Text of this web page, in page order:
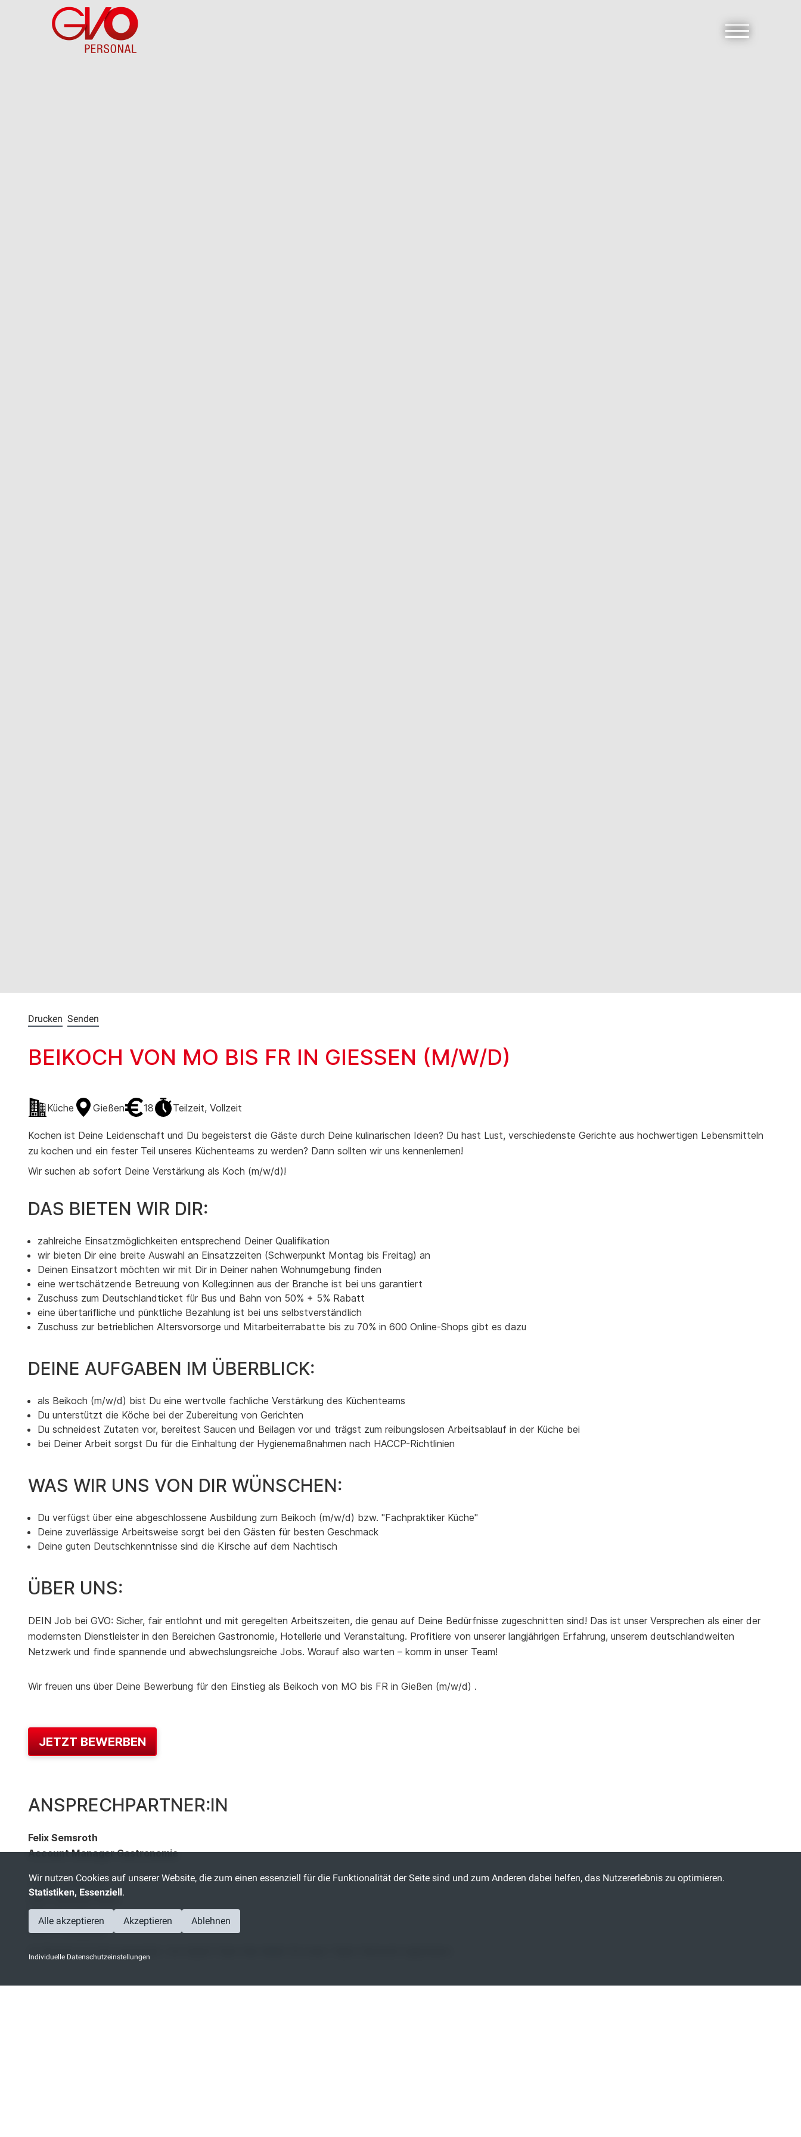
Drucken Senden
BEIKOCH VON MO BIS FR IN GIESSEN (M/W/D)
Küche Gießen 18 Teilzeit, Vollzeit
Kochen ist Deine Leidenschaft und Du begeisterst die Gäste durch Deine kulinarischen Ideen? Du hast Lust, verschiedenste Gerichte aus hochwertigen Lebensmitteln
zu kochen und ein fester Teil unseres Küchenteams zu werden? Dann sollten wir uns kennenlernen!
Wir suchen ab sofort Deine Verstärkung als Koch (m/w/d)!
DEINE AUFGABEN IM ÜBERBLICK:
als Beikoch (m/w/d) bist Du eine wertvolle fachliche Verstärkung des Küchenteams
Du unterstützt die Köche bei der Zubereitung von Gerichten
Du schneidest Zutaten vor, bereitest Saucen und Beilagen vor und trägst zum reibungslosen Arbeitsablauf in der Küche bei
bei Deiner Arbeit sorgst Du für die Einhaltung der Hygienemaßnahmen nach HACCP-Richtlinien
WAS WIR UNS VON DIR WÜNSCHEN:
Du verfügst über eine abgeschlossene Ausbildung zum Beikoch (m/w/d) bzw. "Fachpraktiker Küche"
Deine zuverlässige Arbeitsweise sorgt bei den Gästen für besten Geschmack
Deine guten Deutschkenntnisse sind die Kirsche auf dem Nachtisch
DAS BIETEN WIR DIR:
zahlreiche Einsatzmöglichkeiten entsprechend Deiner Qualifikation
wir bieten Dir eine breite Auswahl an Einsatzzeiten (Schwerpunkt Montag bis Freitag) an
Deinen Einsatzort möchten wir mit Dir in Deiner nahen Wohnumgebung finden
eine wertschätzende Betreuung von Kolleg:innen aus der Branche ist bei uns garantiert
Zuschuss zum Deutschlandticket für Bus und Bahn von 50% + 5% Rabatt
eine übertarifliche und pünktliche Bezahlung ist bei uns selbstverständlich
Zuschuss zur betrieblichen Altersvorsorge und Mitarbeiterrabatte bis zu 70% in 600 Online-Shops gibt es dazu
ÜBER UNS:
DEIN Job bei GVO: Sicher, fair entlohnt und mit geregelten Arbeitszeiten, die genau auf Deine Bedürfnisse zugeschnitten sind! Das ist unser Versprechen als einer der
modernsten Dienstleister in den Bereichen Gastronomie, Hotellerie und Veranstaltung. Profitiere von unserer langjährigen Erfahrung, unserem deutschlandweiten
Netzwerk und finde spannende und abwechslungsreiche Jobs. Worauf also warten – komm in unser Team!
Wir freuen uns über Deine Bewerbung für den Einstieg als Beikoch von MO bis FR in Gießen (m/w/d) .
JETZT BEWERBEN
ANSPRECHPARTNER:IN
Felix Semsroth
Account Manager Gastronomie
T: 0541-3303-117
GVO Personal GmbH
Möserstr. 2-3
49074 Osnabrück
Im Moment ist kein passender Job dabei? Dann
Wir nutzen Cookies auf unserer Website, die zum einen essenziell für die Funktionalität der Seite sind und zum Anderen dabei helfen, das Nutzererlebnis zu optimieren.
Statistiken, Essenziell.
Individuelle Datenschutzeinstellungen
Ablehnen
Alle akzeptieren Akzeptieren